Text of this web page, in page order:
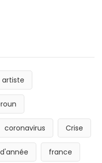
artiste
coronavirus Crise
france